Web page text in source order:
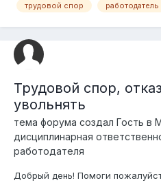
Открыла гугл, но там их так
трудовой спор работодатель
Трудовой спор,
увольнять
тема форума создал Гость в
дисциплинарная
работодателя
Добрый день! Помоги